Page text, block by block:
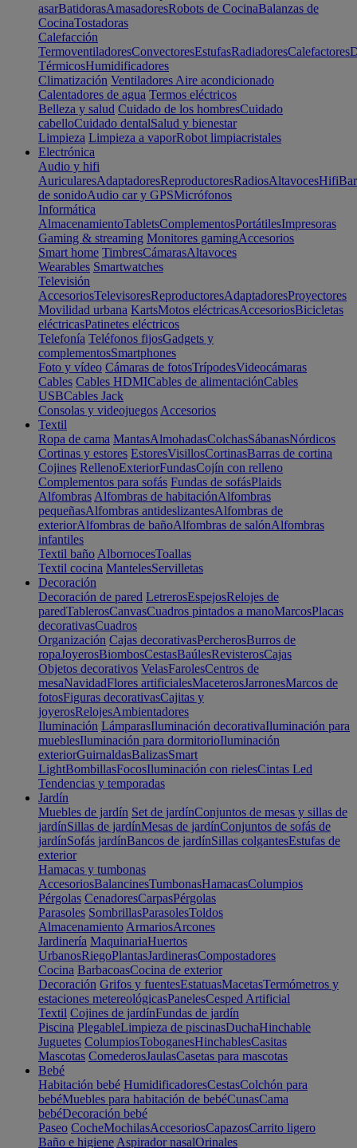
asarBatidorasAmasadoresRobots de CocinaBalanzas de
CocinaTostadoras
Calefacción
TermoventiladoresConvectoresEstufasRadiadoresCalefactores
TérmicosHumidificadores
Climatización Ventiladores Aire acondicionado
Calentadores de agua Termos eléctricos
Belleza y salud Cuidado de los hombresCuidado
cabelloCuidado dentalSalud y bienestar
Limpieza Limpieza a vaporRobot limpiacristales
Electrónica
Audio y hifi
AuricularesAdaptadoresReproductoresRadiosAltavocesHifi
de sonidoAudio car y GPSMicrófonos
Informática
AlmacenamientoTabletsComplementosPortátilesImpresoras
Gaming & streaming Monitores gamingAccesorios
Smart home TimbresCámarasAltavoces
Wearables Smartwatches
Televisión
AccesoriosTelevisoresReproductoresAdaptadoresProyectores
Movilidad urbana KartsMotos eléctricasAccesoriosBicicletas
eléctricasPatinetes eléctricos
Telefonía Teléfonos fijosGadgets y
complementosSmartphones
Foto y vídeo Cámaras de fotosTrípodesVideocámaras
Cables Cables HDMICables de alimentaciónCables
USBCables Jack
Consolas y videojuegos Accesorios
Textil
Ropa de cama MantasAlmohadasColchasSábanasNórdicos
Cortinas y estores EstoresVisillosCortinasBarras de cortina
Cojines RellenoExteriorFundasCojín con relleno
Complementos para sofás Fundas de sofásPlaids
Alfombras Alfombras de habitaciónAlfombras
pequeñasAlfombras antideslizantesAlfombras de
exteriorAlfombras de bañoAlfombras de salónAlfombras
infantiles
Textil baño AlbornocesToallas
Textil cocina MantelesServilletas
Decoración
Decoración de pared LetrerosEspejosRelojes de
paredTablerosCanvasCuadros pintados a manoMarcosPlacas
decorativasCuadros
Organización Cajas decorativasPercherosBurros de
ropaJoyerosBiombosCestasBaúlesRevisterosCajas
Objetos decorativos VelasFarolesCentros de
mesaNavidadFlores artificialesMaceterosJarronesMarcos de
fotosFiguras decorativasCajitas y
joyerosRelojesAmbientadores
Iluminación LámparasIluminación decorativaIluminación para
mueblesIluminación para dormitorioIluminación
exteriorGuirnaldasBalizasSmart
LightBombillasFocosIluminación con rielesCintas Led
Tendencias y temporadas
Jardín
Muebles de jardín Set de jardínConjuntos de mesas y sillas de
jardínSillas de jardínMesas de jardínConjuntos de sofás de
jardínSofás jardínBancos de jardínSillas colgantesEstufas de
exterior
Hamacas y tumbonas
AccesoriosBalancinesTumbonasHamacasColumpios
Pérgolas CenadoresCarpasPérgolas
Parasoles SombrillasParasolesToldos
Almacenamiento ArmariosArcones
Jardinería MaquinariaHuertos
UrbanosRiegoPlantasJardinerasCompostadores
Cocina BarbacoasCocina de exterior
Decoración Grifos y fuentesEstatuasMacetasTermómetros y
estaciones metereológicasPanelesCesped Artificial
Textil Cojines de jardínFundas de jardín
Piscina PlegableLimpieza de piscinasDuchaHinchable
Juguetes ColumpiosToboganesHinchablesCasitas
Mascotas ComederosJaulasCasetas para mascotas
Bebé
Habitación bebé HumidificadoresCestasColchón para
bebéMuebles para habitación de bebéCunasCama
bebéDecoración bebé
Paseo CocheMochilasAccesoriosCapazosCarrito ligero
Baño e higiene Aspirador nasalOrinales